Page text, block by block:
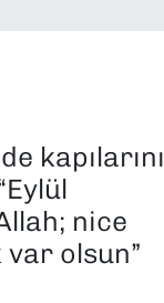
kapılarını
nice
olsun”